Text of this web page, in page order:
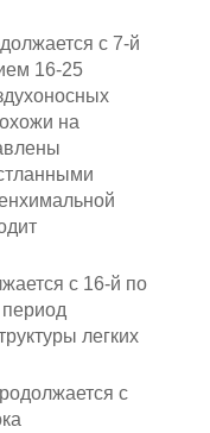
с 7-й
16-25
на
с 16-й по
лег­ких
с